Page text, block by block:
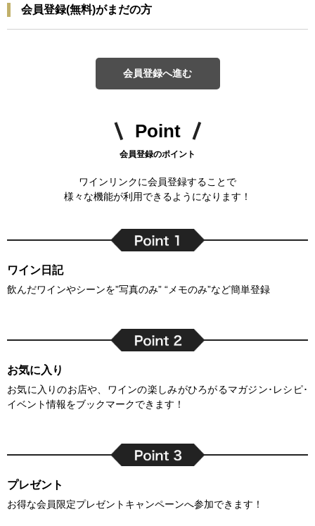
会員登録(無料)がまだの方
会員登録へ進む
Point
会員登録のポイント
ワインリンクに会員登録することで
様々な機能が利用できるようになります！
ワイン日記
飲んだワインやシーンを”写真のみ” “メモのみ”など簡単登録
お気に入り
お気に入りのお店や、ワインの楽しみがひろがるマガジン･レシピ･
イベント情報をブックマークできます！
プレゼント
お得な会員限定プレゼントキャンペーンへ参加できます！